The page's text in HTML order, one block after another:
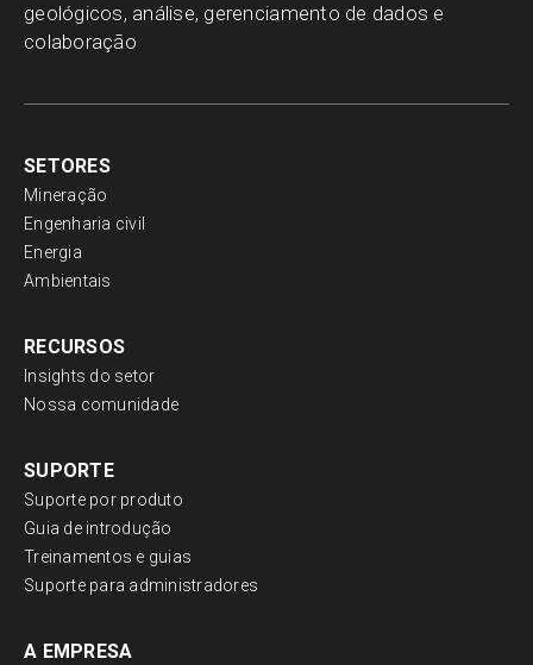
geológicos, análise, gerenciamento de dados e
colaboração
SETORES
Mineração
Engenharia civil
Energia
Ambientais
RECURSOS
Insights do setor
Nossa comunidade
SUPORTE
Suporte por produto
Guia de introdução
Treinamentos e guias
Suporte para administradores
A EMPRESA